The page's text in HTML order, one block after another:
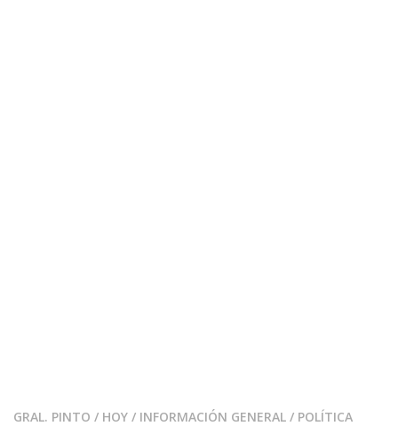
GRAL. PINTO / HOY / INFORMACIÓN GENERAL / POLÍTICA